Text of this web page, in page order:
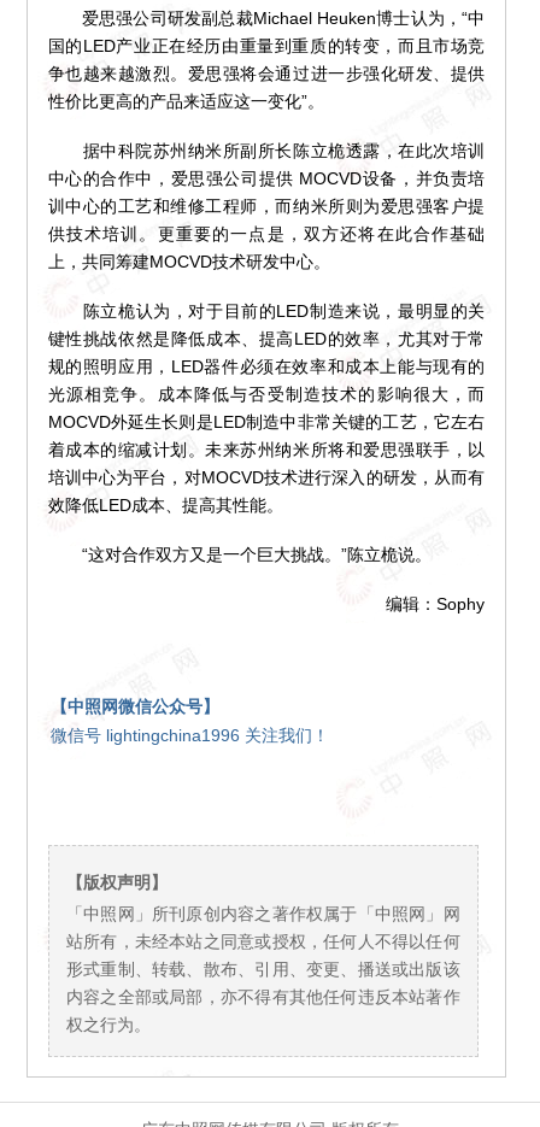
爱思强公司研发副总裁Michael Heuken博士认为，“中
国的LED产业正在经历由重量到重质的转变，而且市场竞
争也越来越激烈。爱思强将会通过进一步强化研发、提供
性价比更高的产品来适应这一变化”。
据中科院苏州纳米所副所长陈立桅透露，在此次培训
中心的合作中，爱思强公司提供 MOCVD设备，并负责培
训中心的工艺和维修工程师，而纳米所则为爱思强客户提
供技术培训。更重要的一点是，双方还将在此合作基础
上，共同筹建MOCVD技术研发中心。
陈立桅认为，对于目前的LED制造来说，最明显的关
键性挑战依然是降低成本、提高LED的效率，尤其对于常
规的照明应用，LED器件必须在效率和成本上能与现有的
光源相竞争。成本降低与否受制造技术的影响很大，而
MOCVD外延生长则是LED制造中非常关键的工艺，它左右
着成本的缩减计划。未来苏州纳米所将和爱思强联手，以
培训中心为平台，对MOCVD技术进行深入的研发，从而有
效降低LED成本、提高其性能。
“这对合作双方又是一个巨大挑战。”陈立桅说。
编辑：Sophy
【中照网微信公众号】
微信号 lightingchina1996 关注我们！
【版权声明】
「中照网」所刊原创内容之著作权属于「中照网」网
站所有，未经本站之同意或授权，任何人不得以任何
形式重制、转载、散布、引用、变更、播送或出版该
内容之全部或局部，亦不得有其他任何违反本站著作
权之行为。